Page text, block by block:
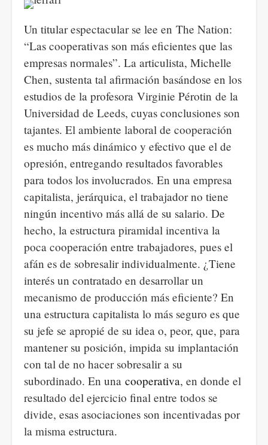
Un titular espectacular se lee en The Nation:
“Las cooperativas son más eficientes que las
empresas normales”. La articulista, Michelle
Chen, sustenta tal afirmación basándose en los
estudios de la profesora Virginie Pérotin de la
Universidad de Leeds, cuyas conclusiones son
tajantes. El ambiente laboral de cooperación
es mucho más dinámico y efectivo que el de
opresión, entregando resultados favorables
para todos los involucrados. En una empresa
capitalista, jerárquica, el trabajador no tiene
ningún incentivo más allá de su salario. De
hecho, la estructura piramidal incentiva la
poca cooperación entre trabajadores, pues el
afán es de sobresalir individualmente. ¿Tiene
interés un contratado en desarrollar un
mecanismo de producción más eficiente? En
una estructura capitalista lo más seguro es que
su jefe se apropié de su idea o, peor, que, para
mantener su posición, impida su implantación
con tal de no hacer sobresalir a su
subordinado. En una cooperativa, en donde el
resultado del ejercicio final entre todos se
divide, esas asociaciones son incentivadas por
la misma estructura.